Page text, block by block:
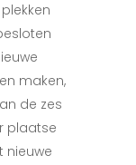
maken,
de zes
plaatse
nieuwe